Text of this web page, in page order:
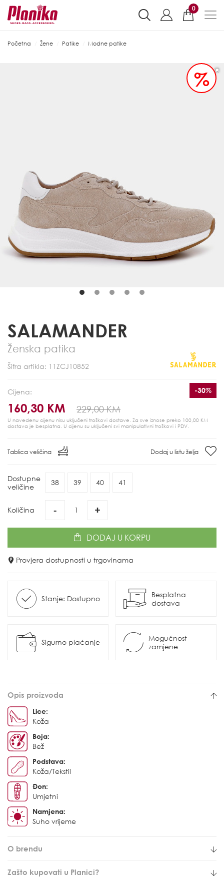
0
Početna Žene Patike Modne patike
%
SALAMANDER
Ženska patika
Šifra artikla: 11ZCJ10852
Cijena:
160,30 KM 229,00 KM
-30%
U navedenu cijenu nisu uključeni troškovi dostave. Za sve iznose preko 100,00 KM
dostava je besplatna. U cijenu su uključeni svi manipulativni troškovi i PDV.
Tablica veličina Dodaj u listu želja
Dostupne
veličine
38 39 40 41
Količina - +
DODAJ U KORPU
Provjera dostupnosti u trgovinama
Stanje: Dostupno
Besplatna
dostava
Sigurno plaćanje
Mogućnost
zamjene
Opis proizvoda
Lice:
Koža
Boja:
Bež
Podstava:
Koža/Tekstil
Đon:
Umjetni
Namjena:
Suho vrijeme
O brendu
Zašto kupovati u Planici?